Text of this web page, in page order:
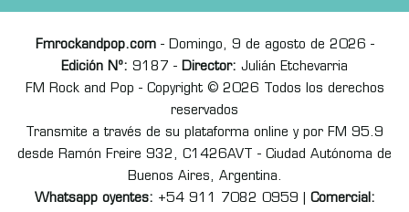
Fmrockandpop.com- Domingo, 9 de agosto de 2026 -
Edición Nº: 9187 - Director: Julián Etchevarria
FM Rock and Pop - Copyright © 2026 Todos los derechos
reservados
Transmite a través de su plataforma online y por FM 95.9
desde Ramón Freire 932, C1426AVT - Ciudad Autónoma de
Buenos Aires, Argentina.
Whatsapp oyentes: +54 911 7082 0959 | Comercial: